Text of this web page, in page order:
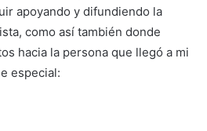
apoyando y difundiendo la
como así también donde
hacia la persona que llegó a mi
especial: